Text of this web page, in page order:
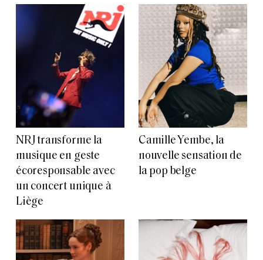
NRJ transforme la
musique en geste
écoresponsable avec
un concert unique à
Liège
Camille Yembe, la
nouvelle sensation de
la pop belge